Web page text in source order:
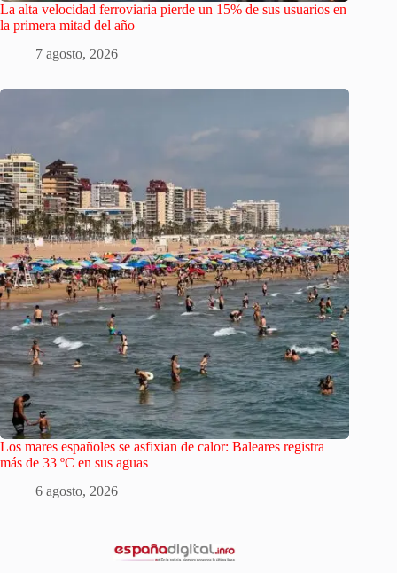
La alta velocidad ferroviaria pierde un 15% de sus usuarios en
la primera mitad del año
7 agosto, 2026
Los mares españoles se asfixian de calor: Baleares registra
más de 33 ºC en sus aguas
6 agosto, 2026